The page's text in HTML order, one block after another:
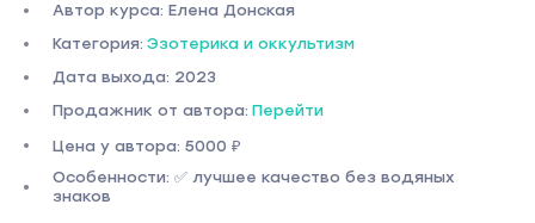
Автор курса: Елена Донская
Категория: Эзотерика и оккультизм
Дата выхода: 2023
Продажник от автора: Перейти
Цена у автора: 5000 ₽
Особенности: ✅ лучшее качество без водяных
знаков